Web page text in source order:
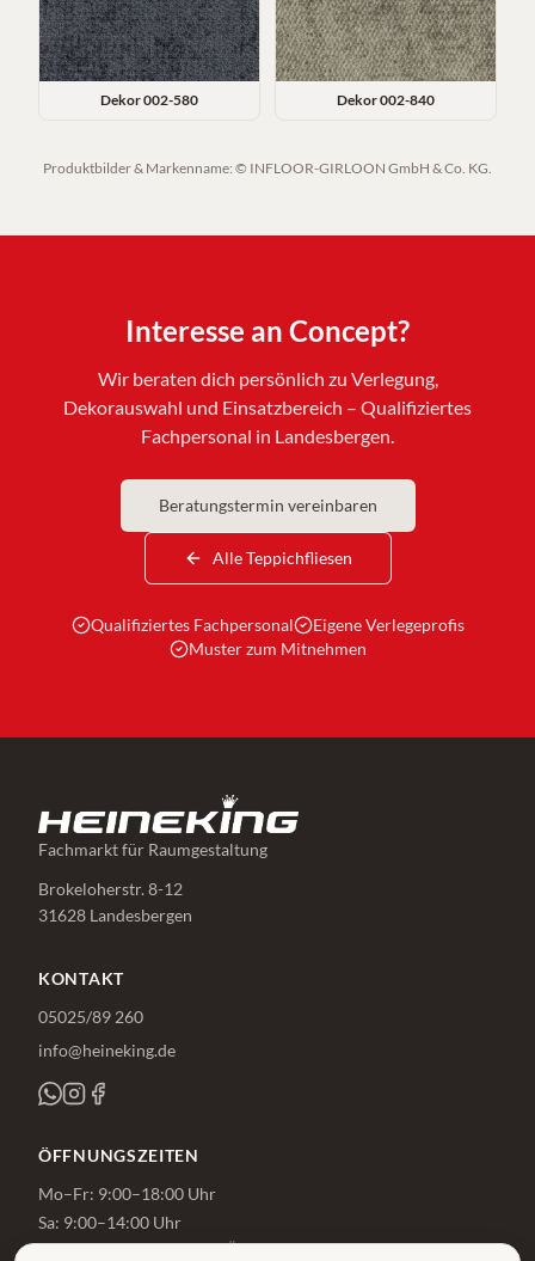
Dekor002-580 Dekor002-840
Produktbilder & Markenname: © INFLOOR-GIRLOON GmbH & Co. KG.
Interesse an Concept?
Wir beraten dich persönlich zu Verlegung,
Dekorauswahl und Einsatzbereich – Qualifiziertes
Fachpersonal in Landesbergen.
Beratungstermin vereinbaren
Alle Teppichfliesen
Qualifiziertes Fachpersonal
Eigene Verlegeprofis
Muster zum Mitnehmen
Fachmarkt für Raumgestaltung
Brokeloherstr. 8-12
31628 Landesbergen
KONTAKT
05025/89 260
info@heineking.de
ÖFFNUNGSZEITEN
Mo–Fr: 9:00–18:00 Uhr
Sa: 9:00–14:00 Uhr
Beratung auch außerhalb der Öffnungszeiten